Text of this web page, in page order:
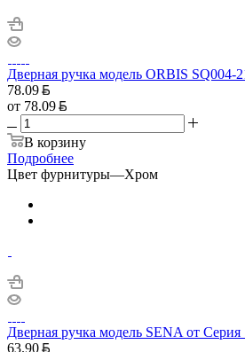
Дверная ручка модель ORBIS SQ004-
78.09
от 78.09
В корзину
Подробнее
Цвет фурнитуры—Хром
Дверная ручка модель SENA от Серия
63.90